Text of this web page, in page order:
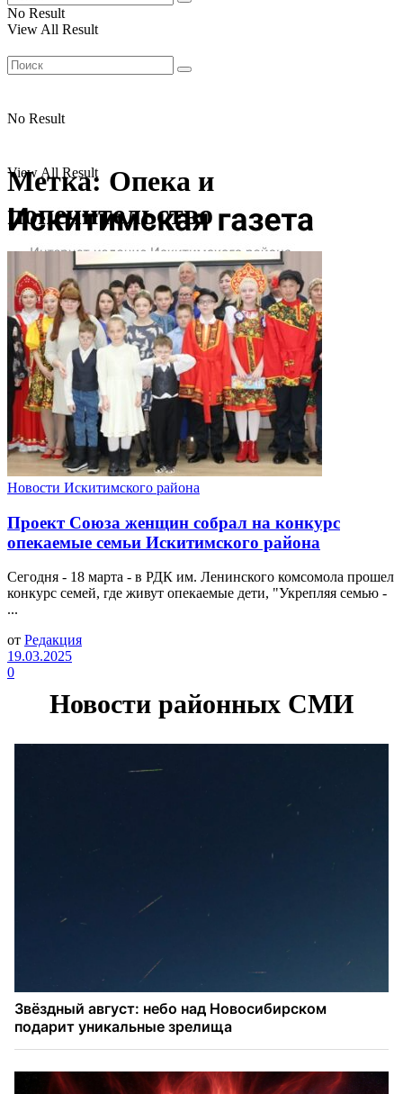
No Result
View All Result
No Result
View All Result
Метка: Опека и
попечительство
Новости Искитимского района
Проект Союза женщин собрал на конкурс
опекаемые семьи Искитимского района
Сегодня - 18 марта - в РДК им. Ленинского комсомола прошел
конкурс семей, где живут опекаемые дети, "Укрепляя семью -
...
от Редакция
19.03.2025
0